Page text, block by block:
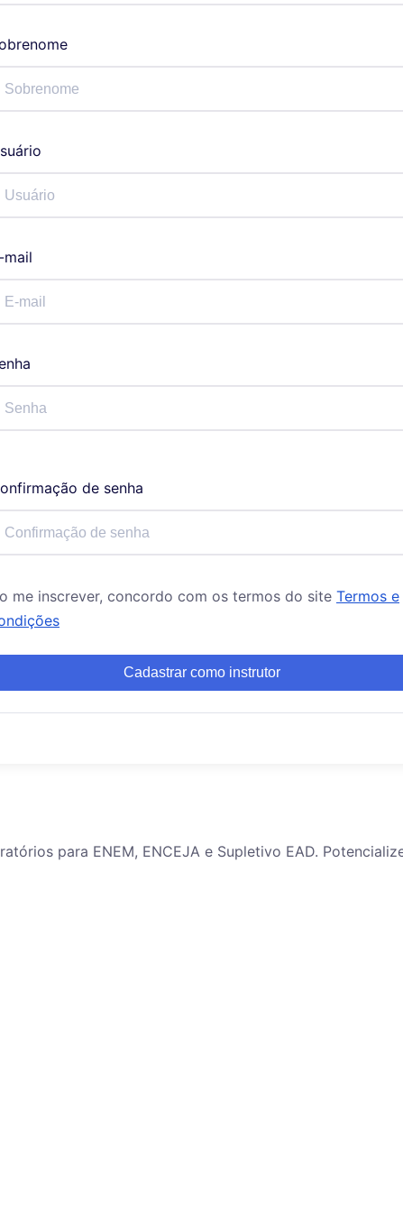
mail
de senha
me inscrever, concordo com os termos do site Termos e
Cadastrar como instrutor
para ENEM, ENCEJA e Supletivo EAD.